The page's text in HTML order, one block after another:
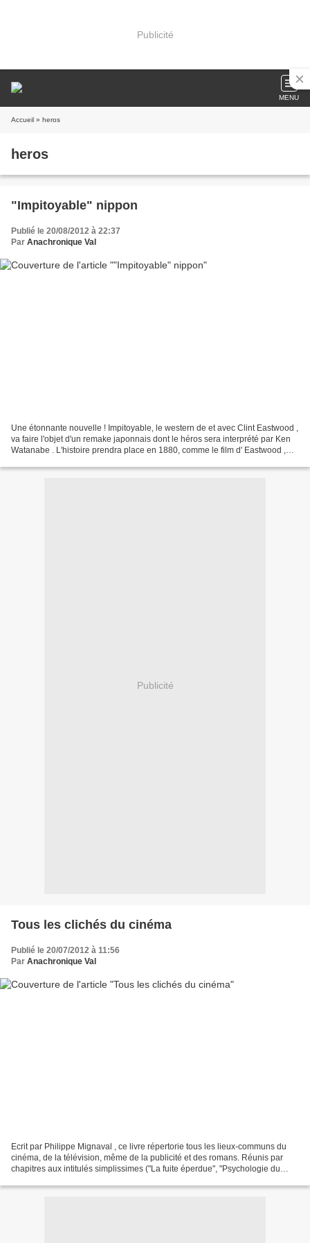
Publicité
MENU
Accueil » heros
heros
"Impitoyable" nippon
Publié le 20/08/2012 à 22:37
Par Anachronique Val
Une étonnante nouvelle ! Impitoyable, le western de et avec Clint Eastwood ,
va faire l'objet d'un remake japonnais dont le héros sera interprété par Ken
Watanabe . L'histoire prendra place en 1880, comme le film d' Eastwood ,
Publicité
Tous les clichés du cinéma
Publié le 20/07/2012 à 11:56
Par Anachronique Val
Ecrit par Philippe Mignaval , ce livre répertorie tous les lieux-communs du
cinéma, de la télévision, même de la publicité et des romans. Réunis par
chapitres aux intitulés simplissimes ("La fuite éperdue", "Psychologie du